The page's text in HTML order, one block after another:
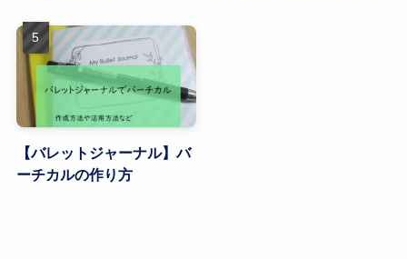
【バレットジャーナル】バ
ーチカルの作り方